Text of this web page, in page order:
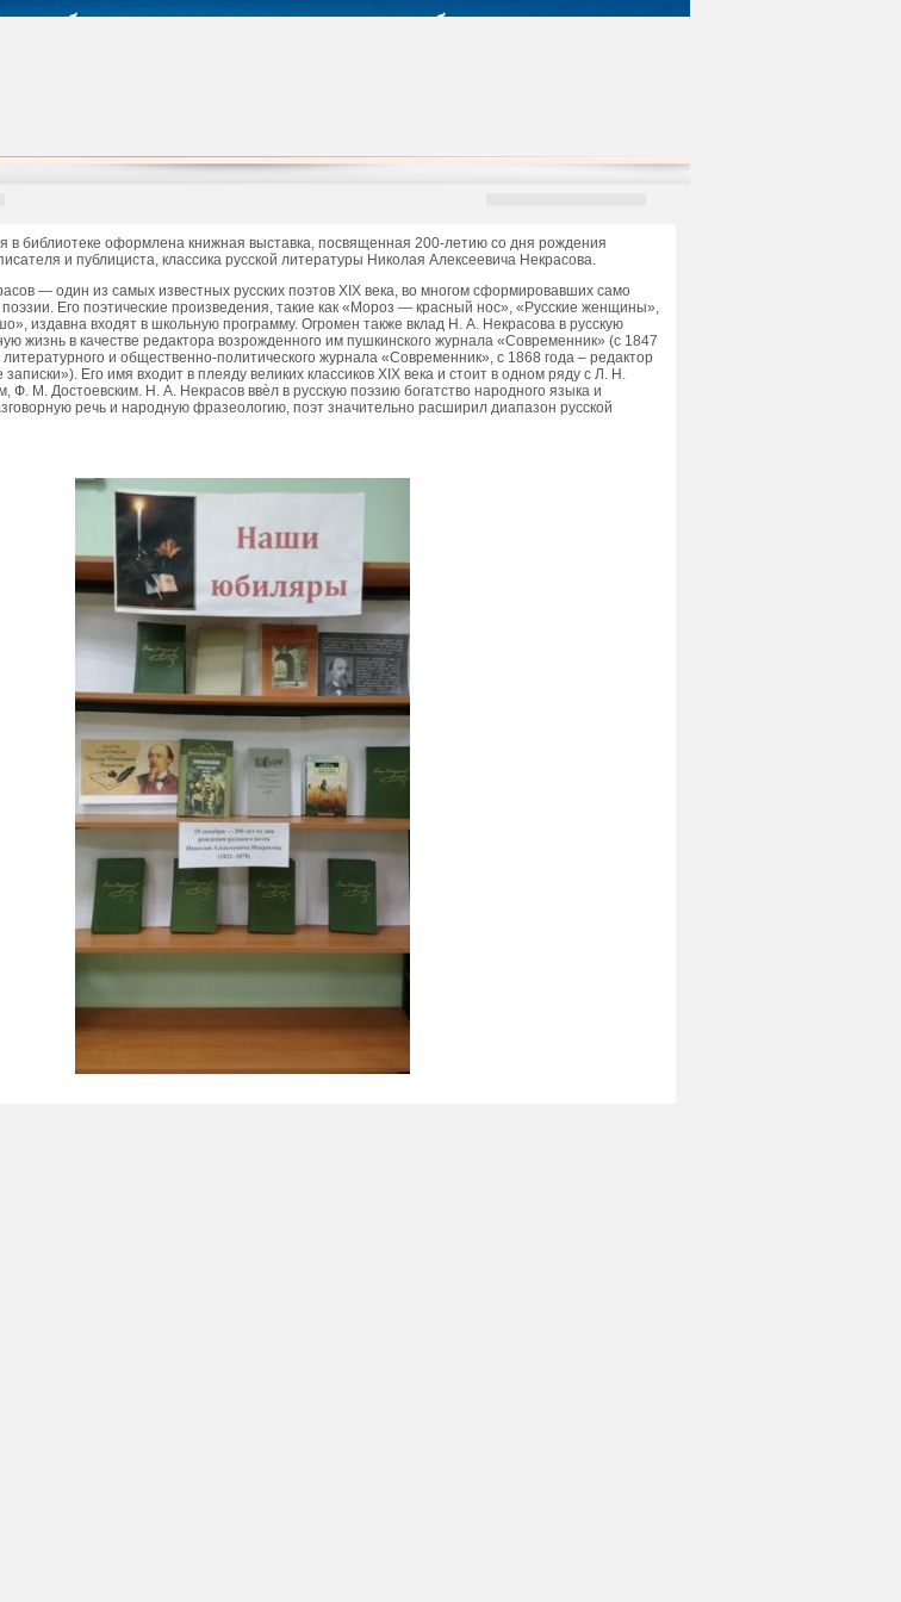
в библиотеке оформлена книжная выставка, посвященная 200-летию со дня рождения
и публициста, классика русской литературы Николая Алексеевича Некрасова.
— один из самых известных русских поэтов XIX века, во многом сформировавших само
Его поэтические произведения, такие как «Мороз — красный нос», «Русские женщины»,
издавна входят в школьную программу. Огромен также вклад Н. А. Некрасова в русскую
жизнь в качестве редактора возрожденного им пушкинского журнала «Современник» (с 1847
литературного и общественно-политического журнала «Современник», с 1868 года – редактор
Его имя входит в плеяду великих классиков XIX века и стоит в одном ряду с Л. Н.
Ф. М. Достоевским. Н. А. Некрасов ввѐл в русскую поэзию богатство народного языка и
речь и народную фразеологию, поэт значительно расширил диапазон русской